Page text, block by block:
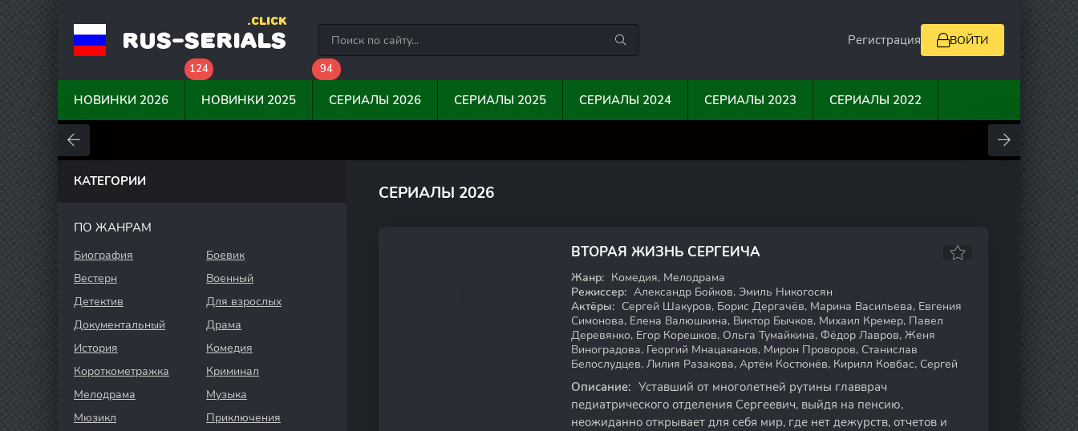
RUS-SERIALS
.CLICK
Регистрация ВОЙТИ
НОВИНКИ 2026
124
НОВИНКИ 2025
94
СЕРИАЛЫ 2026 СЕРИАЛЫ 2025 СЕРИАЛЫ 2024 СЕРИАЛЫ 2023 СЕРИАЛЫ 2022
0 0
СЕРИАЛЫ 2026
ВТОРАЯ ЖИЗНЬ СЕРГЕИЧА
Жанр: Комедия, Мелодрама
Режиссер: Александр Бойков, Эмиль Никогосян
Актёры: Сергей Шакуров, Борис Дергачёв, Марина Васильева, Евгения
Симонова, Елена Валюшкина, Виктор Бычков, Михаил Кремер, Павел
Деревянко, Егор Корешков, Ольга Тумайкина, Фёдор Лавров, Женя
Виноградова, Георгий Мнацаканов, Мирон Проворов, Станислав
Белослудцев, Лилия Разакова, Артём Костюнёв, Кирилл Ковбас, Сергей
Описание: Уставший от многолетней рутины главврач
педиатрического отделения Сергеевич, выйдя на пенсию,
неожиданно открывает для себя мир, где нет дежурств, отчетов и
КАТЕГОРИИ
ПО ЖАНРАМ
Биография
Боевик
Вестерн
Военный
Детектив
Для взрослых
Документальный
Драма
История
Комедия
Короткометражка
Криминал
Мелодрама
Музыка
Мюзикл
Приключения